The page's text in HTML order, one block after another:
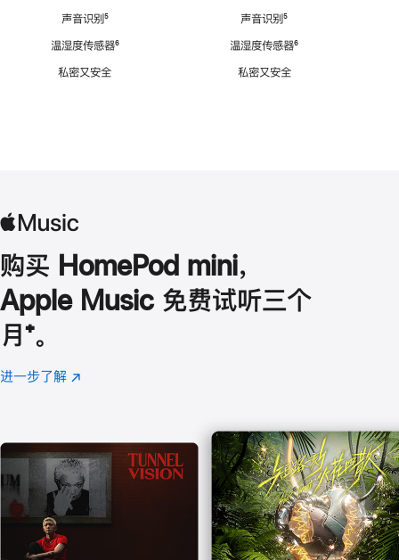
声音识别脚
⁵
温湿度传感器脚
⁶
私密又安全
声音识别脚
⁵
温湿度传感器脚
⁶
私密又安全
购买 HomePod mini，
Apple Music 免费试听三个
月 脚
注
⁺。
进一步了解 Apple
(在
口
中
打
开)